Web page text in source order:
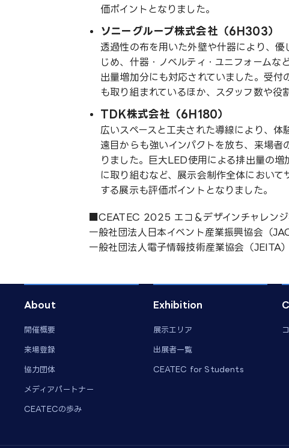
価ポイントとなりました。
ソニーグループ株式会社（6H303）
透過性の布を用いた外壁や什器により、
じめ、什器・ノベルティ・ユニフォーム
出量増加分にも対応されていました。受
も取り組まれているほか、スタッフ数や役
TDK株式会社（6H180）
広いスペースと工夫された導線により、
遠目からも強いインパクトを放ち、来場
りました。巨大LED使用による排出量の
に取り組むなど、展示会制作全体におい
する展示も評価ポイントとなりました。
■CEATEC 2025 エコ＆デザインチャレン
一般社団法人日本イベント産業振興協会（
一般社団法人電子情報技術産業協会（JEITA
About
開催概要
来場登録
協力団体
メディアパートナー
CEATECの歩み
Exhibition
展示エリア
出展者一覧
CEATEC for Students